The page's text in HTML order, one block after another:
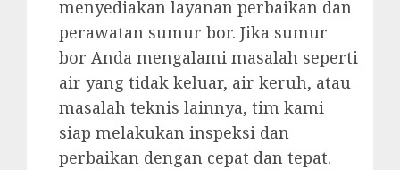
menyediakan layanan perbaikan dan
perawatan sumur bor. Jika sumur
bor Anda mengalami masalah seperti
air yang tidak keluar, air keruh, atau
masalah teknis lainnya, tim kami
siap melakukan inspeksi dan
perbaikan dengan cepat dan tepat.